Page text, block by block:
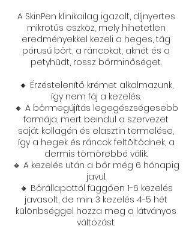
A SkinPen klinikailag igazolt, díjnyertes
mikrotűs eszköz, mely hihetetlen
eredményekkel kezeli a heges, tág
pórusú bőrt, a ráncokat, aknét és a
petyhüdt, rossz bőrminőséget.
🔸 Érzéstelenítő krémet alkalmazunk,
így nem fáj a kezelés.
🔸 A bőrmegújítás legegészségesebb
formája, mert beindul a szervezet
saját kollagén és elasztin termelése,
így a hegek és ráncok feltöltődnek, a
dermis tömörebbé válik.
🔸 A kezelés után a bőr még 6 hónapig
javul.
🔸 Bőrállapottól függően 1-6 kezelés
javasolt, de min. 3 kezelés 4-5 hét
különbséggel hozza meg a látványos
változást.